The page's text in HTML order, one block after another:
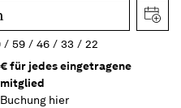
59 46 33
22
für jedes eingetragene
hier